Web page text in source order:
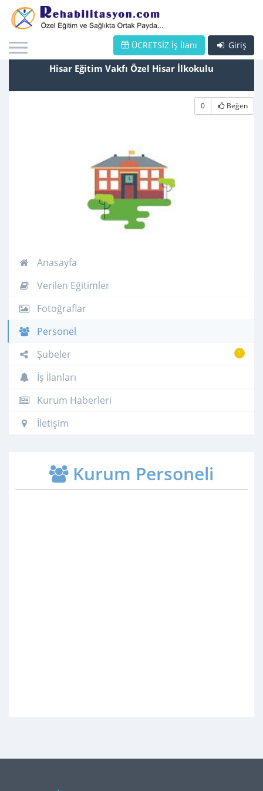
Giriş
ÜCRETSİZ İş İlanı
Hisar Eğitim Vakfı Özel Hisar İlkokulu
0 Beğen
Anasayfa
Verilen Eğitimler
Fotoğraflar
Personel
1
Şubeler
İş İlanları
Kurum Haberleri
İletişim
Kurum Personeli